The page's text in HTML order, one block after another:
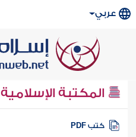
عربي
المكتبة الإسلامية